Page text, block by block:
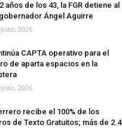
años de los 43, la FGR detiene al
Ángel Aguirre
2026
CAPTA operativo para el
de aparta espacios en la
2026
recibe el 100% de los
de Texto Gratuitos; más de 2.4